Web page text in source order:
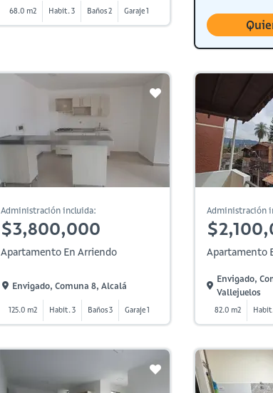
68.0 m2 Habit. 3 Baños 2 Garaje 1
Administración incluida:
$3,800,000
Apartamento En Arriendo
Envigado, Comuna 8, Alcalá
125.0 m2 Habit. 3 Baños 3 Garaje 1
Administración
Apartamento
Envigado,
Vallejuelos
82.0 m2